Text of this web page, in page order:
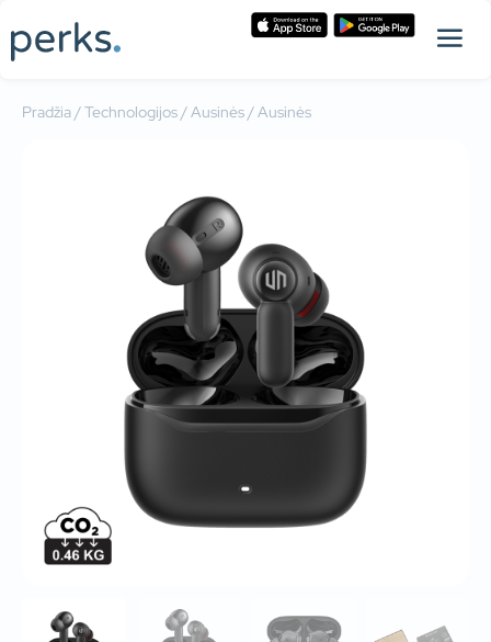
Pradžia/Technologijos/Ausinės/ Ausinės